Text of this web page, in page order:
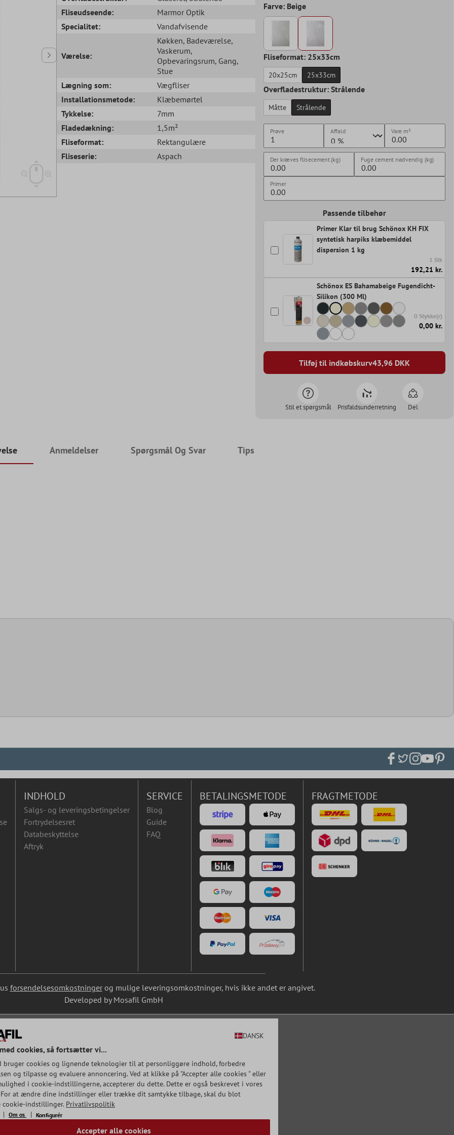
Fliseudseende:
Marmor Optik
Specialitet:
Vandafvisende
Værelse:
Køkken, Badeværelse,
Vaskerum,
Opbevaringsrum, Gang,
Stue
Lægning som:
Vægfliser
Installationsmetode:
Klæbemørtel
Tykkelse:
7mm
Fladedækning:
1,5m²
Fliseformat:
Rektangulære
Fliseserie:
Aspach
Farve: Beige
Fliseformat: 25x33cm
20x25cm 25x33cm
Overfladestruktur: Strålende
Måtte Strålende
Prøve Affald Vare m²
Der kræves flisecement (kg) Fuge cement nødvendig (kg)
Primer
Passende tilbehør
Primer Klar til brug Schönox KH FIX
syntetisk harpiks klæbemiddel
dispersion 1 kg
1 Stk
192,21 kr.
Schönox ES Bahamabeige Fugendicht-
Silikon (300 Ml)
0 Stykke(r)
0,00 kr.
Tilføj til indkøbskurv43,96DKK
Stil et spørgsmål Prisfaldsunderretning Del
Anmeldelser Spørgsmål Og Svar Tips
INDHOLD
Salgs- og leveringsbetingelser
Fortrydelsesret
Databeskyttelse
Aftryk
SERVICE
Blog
Guide
FAQ
BETALINGSMETODE FRAGTMETODE
forsendelsesomkostningerog mulige leveringsomkostninger, hvis ikke andet er angivet.
Developed by Mosafil GmbH
DANSK
cookies, så fortsætter vi...
bruger cookies og lignende teknologier til at personliggøre indhold, forbedre
og tilpasse og evaluere annoncering. Ved at klikke på "Accepter alle cookies " eller
i cookie-indstillingerne, accepterer du dette. Dette er også beskrevet i vores
at ændre dine indstillinger eller trække dit samtykke tilbage, skal du blot
cookie-indstillinger. Privatlivspolitik
Om os Konfigurér
Accepter alle cookies